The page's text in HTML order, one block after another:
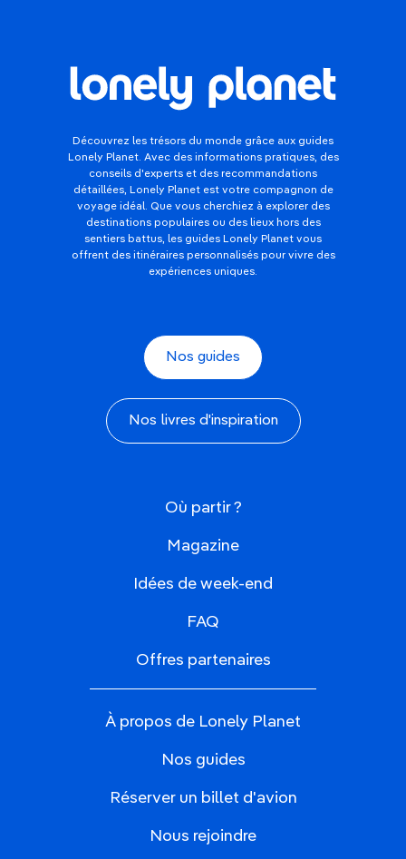
Découvrez les trésors du monde grâce aux guides
Lonely Planet. Avec des informations pratiques, des
conseils d'experts et des recommandations
détaillées, Lonely Planet est votre compagnon de
voyage idéal. Que vous cherchiez à explorer des
destinations populaires ou des lieux hors des
sentiers battus, les guides Lonely Planet vous
offrent des itinéraires personnalisés pour vivre des
expériences uniques.
Nos guides
Nos livres d'inspiration
Où partir ?
Magazine
Idées de week-end
FAQ
Offres partenaires
À propos de Lonely Planet
Nos guides
Réserver un billet d'avion
Nous rejoindre